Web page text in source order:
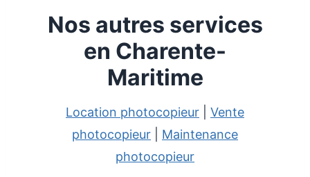
Nos autres services
en Charente-
Maritime
Location photocopieur
Vente
photocopieur
Maintenance
photocopieur